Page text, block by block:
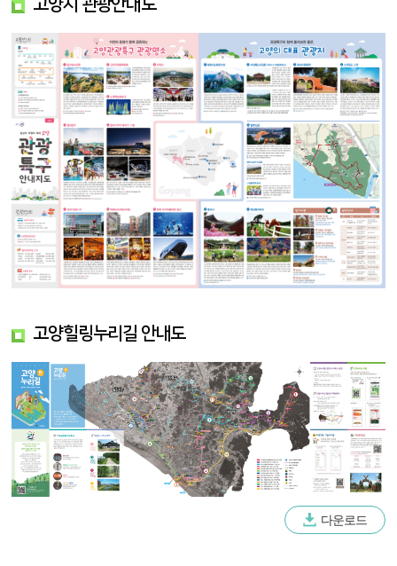
고양시 관광안내도
고양힐링누리길 안내도
다운로드